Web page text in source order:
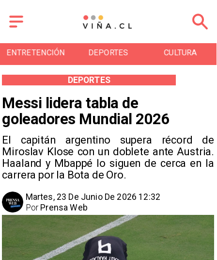
DEPORTES CULTURA
Messi lidera tabla de
goleadores Mundial 2026
El capitán argentino supera récord de
Miroslav Klose con un doblete ante Austria.
Haaland y Mbappé lo siguen de cerca en la
carrera por la Bota de Oro.
DEPORTES
Martes, 23 De Junio De 2026 12:32
Prensa Web
Por